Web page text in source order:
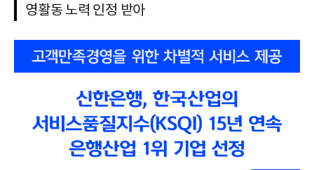
영활동 노력 인정 받아